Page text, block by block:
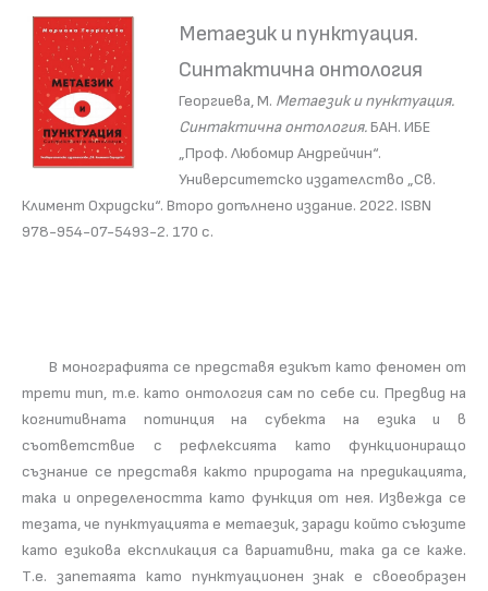
Метаезик и пунктуация.
Синтактична онтология
Георгиева, М. Метаезик и пунктуация.
Синтактична онтология.БАН. ИБЕ
„Проф. Любомир Андрейчин“.
Университетско издателство „Св.
Климент Охридски“. Второ допълнено издание. 2022. ISBN
978-954-07-5493-2. 170 с.
В монографията се представя езикът като феномен от
трети тип, т.е. като онтология сам по себе си. Предвид на
когнитивната потинция на субекта на езика и в
съответствие с рефлексията като функциониращо
съзнание се представя както природата на предикацията,
така и определеността като функция от нея. Извежда се
тезата, че пунктуацията е метаезик, заради който съюзите
като езикова експликация са вариативни, така да се каже.
Т.е. запетаята като пунктуационен знак е своеобразен